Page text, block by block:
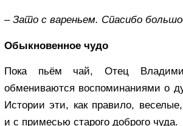
– Зато с вареньем. Спасибо
Обыкновенное чудо
Пока пьём чай, Отец
обмениваются воспоминаниями о
Истории эти, как правило,
и с примесью старого доброго чуда.